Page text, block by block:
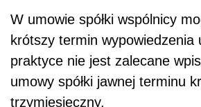
W umowie spółki wspólnicy
krótszy termin wypowiedzenia
praktyce nie jest zalecane
umowy spółki jawnej terminu
trzymiesięczny.